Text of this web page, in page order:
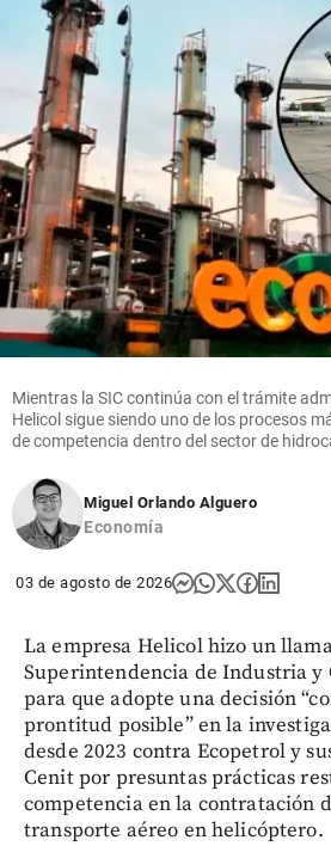
Mientras la SIC continúa con el trámite
Helicol sigue siendo uno de los procesos
de competencia dentro del sector de
Miguel Orlando Alguero
Economía
03 de agosto de 2026
La empresa Helicol hizo un
Superintendencia de Industria y
para que adopte una decisión
prontitud posible” en la
desde 2023 contra Ecopetrol y
Cenit por presuntas prácticas
competencia en la contratación
transporte aéreo en helicóptero.